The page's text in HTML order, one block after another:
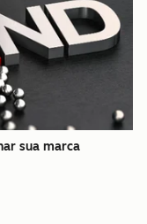
sua marca